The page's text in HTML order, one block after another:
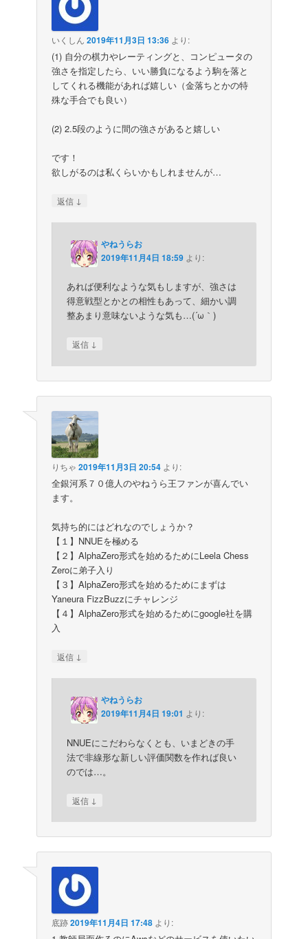
いくしん 2019年11月3日 13:36 より:
(1) 自分の棋力やレーティングと、コンピュータの
強さを指定したら、いい勝負になるよう駒を落と
してくれる機能があれば嬉しい（金落ちとかの特
殊な手合でも良い）
(2) 2.5段のように間の強さがあると嬉しい
です！
欲しがるのは私くらいかもしれませんが…
返信 ↓
やねうらお
2019年11月4日 18:59 より:
あれば便利なような気もしますが、強さは
得意戦型とかとの相性もあって、細かい調
整あまり意味ないような気も…(´ω｀)
返信 ↓
りちゃ 2019年11月3日 20:54 より:
全銀河系７０億人のやねうら王ファンが喜んでい
ます。
気持ち的にはどれなのでしょうか？
【１】NNUEを極める
【２】AlphaZero形式を始めるためにLeela Chess
Zeroに弟子入り
【３】AlphaZero形式を始めるためにまずは
Yaneura FizzBuzzにチャレンジ
【４】AlphaZero形式を始めるためにgoogle社を購
入
返信 ↓
やねうらお
2019年11月4日 19:01 より:
NNUEにこだわらなくとも、いまどきの手
法で非線形な新しい評価関数を作れば良い
のでは…。
返信 ↓
底跡2019年11月4日 17:48 より: